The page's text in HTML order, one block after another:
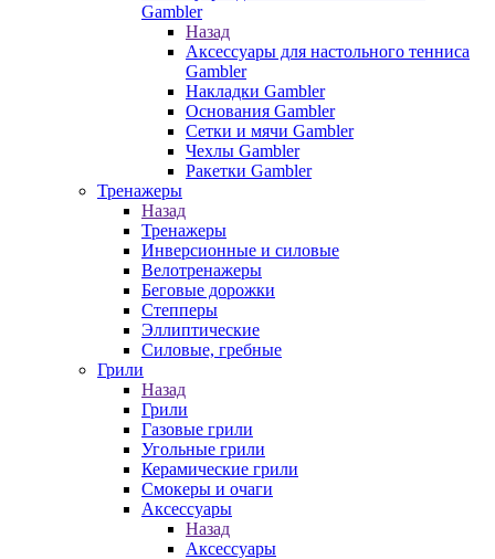
Gambler
Назад
Аксессуары для настольного тенниса
Gambler
Накладки Gambler
Основания Gambler
Сетки и мячи Gambler
Чехлы Gambler
Ракетки Gambler
Тренажеры
Назад
Тренажеры
Инверсионные и силовые
Велотренажеры
Беговые дорожки
Степперы
Эллиптические
Силовые, гребные
Грили
Назад
Грили
Газовые грили
Угольные грили
Керамические грили
Смокеры и очаги
Аксессуары
Назад
Аксессуары